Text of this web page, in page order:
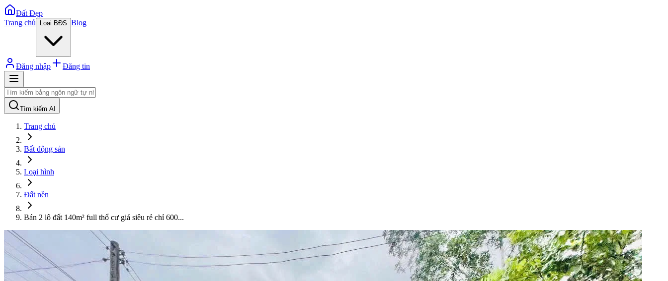
Đất Đẹp
Trang chủ
Loại BĐS Blog
Đăng nhập Đăng tin
Tìm kiếm AI
Trang chủ
Bất động sản
Loại hình
Đất nền
Bán 2 lô đất 140m² full thổ cư giá siêu rẻ chỉ 600...